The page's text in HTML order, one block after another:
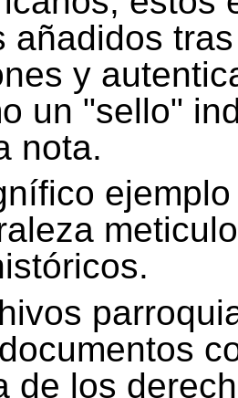
añadidos
y
un "sello"
nota.
de los